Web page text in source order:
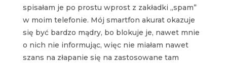
spisałam je po prostu wprost z zakładki „spam”
w moim telefonie. Mój smartfon akurat okazuje
się być bardzo mądry, bo blokuje je, nawet mnie
o nich nie informując, więc nie miałam nawet
szans na złapanie się na zastosowane tam